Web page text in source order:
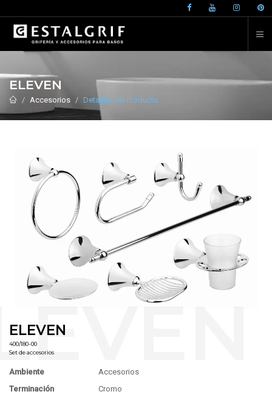
ELEVEN
Accesorios Detalles del Producto
ELEVEN
400/180-00
Set de accesorios
Ambiente
Accesorios
Terminación
Cromo